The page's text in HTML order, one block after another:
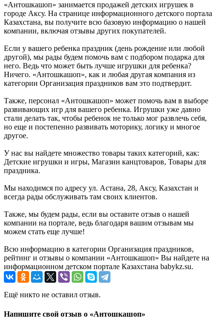
«Антошкашоп» занимается продажей детских игрушек в
городе Аксу. На странице информационного детского портала
Казахстана, вы получите всю базовую информацию о нашей
компании, включая отзывы других покупателей.
Если у вашего ребенка праздник (день рождение или любой
другой), мы рады будем помочь вам с подбором подарка для
него. Ведь что может быть лучше игрушки для ребенка?
Ничего. «Антошкашоп», как и любая другая компания из
категории Организация праздников вам это подтвердит.
Также, персонал «Антошкашоп» может помочь вам в выборе
развивающих игр для вашего ребенка. Игрушки уже давно
стали делать так, чтобы ребенок не только мог развлечь себя,
но еще и постепенно развивать моторику, логику и многое
другое.
У нас вы найдете множество товары таких категорий, как:
Детские игрушки и игры, Магазин канцтоваров, Товары для
праздника.
Мы находимся по адресу ул. Астана, 28, Аксу, Казахстан и
всегда рады обслуживать там своих клиентов.
Также, мы будем рады, если вы оставите отзыв о нашей
компании на портале, ведь благодаря вашим отзывам мы
можем стать еще лучше!
Всю информацию в категории Организация праздников,
рейтинг и отзывы о компании «Антошкашоп» Вы найдете на
информационном детском портале Казахстана babykz.su.
Ещё никто не оставил отзыв.
Напишите свой отзыв о «Антошкашоп»